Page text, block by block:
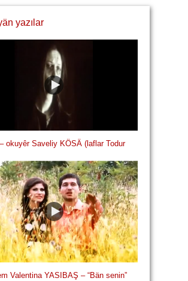
yazılar
– okuyêr Saveliy KÖSÄ (laflar Todur
Valentina YASIBAŞ – “Bän senin”